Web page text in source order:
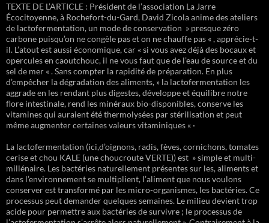
TEXTE DE L’ARTICLE : Président de l’association La Jarre
Écocitoyenne, à Rochefort-du-Gard, David Zicola anime des ateliers
de lactofermentation, un mode de conservation » presque zéro
carbone puisqu’on ne congèle pas et on ne chauffe pas « , apprécie-t-
il. L’atout est aussi économique, car « si vous avez déjà des bocaux et
opercules en caoutchouc, il ne vous faut que de l’eau de source et du
sel de mer « . Sans compter la rapidité de préparation. En plus
d’empêcher la dégradation des aliments, » la lactofermentation les
aggrade en les rendant plus digestes, développe et équilibre notre
flore intestinale, rend les minéraux bio-disponibles, conserve les
vitamines qui auraient été thermolysées par stérilisation et peut
même augmenter certaines valeurs vitaminiques « ·
La lactofermentation (ici,d’oignons, radis, fèves, cornichons, tomates
cerise et chou KALE (une choucroute VERTE)) est » simple et multi-
millénaire. Les bactéries naturellement présentes sur les, aliments et
dans l’environnement se multiplient, l’aliment que nous voulons
conserver est transformé par les micro-organismes, les bactéries. Ce
processus peut demander quelques semaines. Le milieu devient trop
acide pour permettre aux bactéries de survivre ; le processus de